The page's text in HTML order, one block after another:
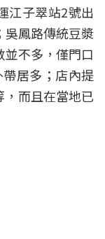
江子翠站2號出
吳鳳路傳統豆漿
不多，僅門口
居多；店內提
而且在當地已